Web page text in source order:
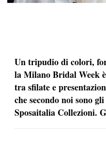
Un tripudio di colori,
la Milano Bridal Week
tra sfilate e
che secondo noi sono
Sposaitalia Collezioni.